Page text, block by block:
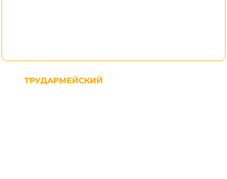
ТРУДАРМЕЙСКИЙ